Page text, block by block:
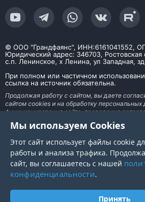
© ООО "Грандфаянс", ИНН:6161041552,
Юридический адрес: 346703,
с.п. Ленинское, х Ленина, ул Западная,
При полном или частичном
ссылка на источник обязательна.
Продолжая работу с сайтом, вы даете
сайтом cookies и на обработку
функционирования сайта, проведения
исследований, улучшения сервиса и
рекламной информации на основе ваших
Мы используем Cookies
Этот сайт использует файлы cookie
работы и анализа трафика.
сайт, вы соглашаетесь с нашей
конфиденциальности.
Принять